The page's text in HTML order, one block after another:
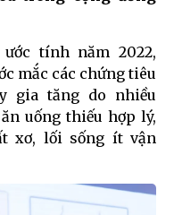
tính năm 2022,
mắc các chứng tiêu
gia tăng do nhiều
uống thiếu hợp lý,
xơ, lối sống ít vận